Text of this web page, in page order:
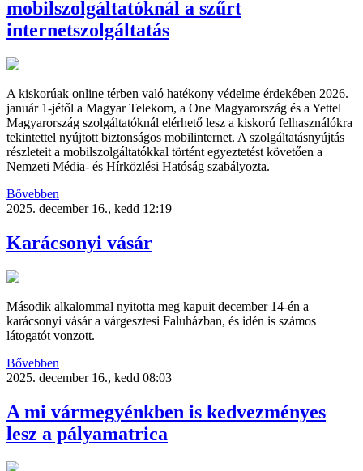
mobilszolgáltatóknál a szűrt
internetszolgáltatás
A kiskorúak online térben való hatékony védelme érdekében 2026.
január 1-jétől a Magyar Telekom, a One Magyarország és a Yettel
Magyarország szolgáltatóknál elérhető lesz a kiskorú felhasználókra
tekintettel nyújtott biztonságos mobilinternet. A szolgáltatásnyújtás
részleteit a mobilszolgáltatókkal történt egyeztetést követően a
Nemzeti Média- és Hírközlési Hatóság szabályozta.
Bővebben
2025. december 16., kedd 12:19
Karácsonyi vásár
Második alkalommal nyitotta meg kapuit december 14-én a
karácsonyi vásár a várgesztesi Faluházban, és idén is számos
látogatót vonzott.
Bővebben
2025. december 16., kedd 08:03
A mi vármegyénkben is kedvezményes
lesz a pályamatrica